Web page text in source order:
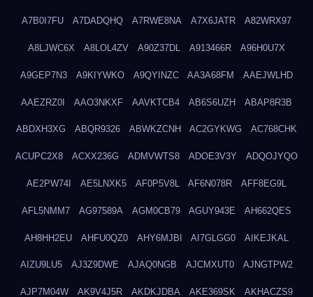
A7B0I7FU A7DADQHQ A7RWE8NA A7X6JATR A82WRX97
A8LJWC6X A8LOL4ZV A90Z37DL A913466R A96H0U7X
A9GEP7N3 A9KIYWKO A9QYINZC AA3A68FM AAEJWLHD
AAEZRZ0I AAO3NKXF AAVKTCB4 AB6S6UZH ABAP8R3B
ABDXH3XG ABQR9326 ABWKZCNH AC2GYKWG AC768CHK
ACUPC2X8 ACXX236G ADMVWTS8 ADOE3V3Y ADQOJYQO
AE2PW74I AE5LNXK5 AF0P5V8L AF6N078R AFF8EG9L
AFL5NMM7 AG97589A AGM0CB79 AGUY943E AH662QES
AH8HH2EU AHFU0QZ0 AHY6MJBI AI7GLGG0 AIKEJKAL
AIZU9LU5 AJ3Z9DWE AJAQ0NGB AJCMXUT0 AJNGTPW2
AJP7M04W AK9V4J5R AKDKJDBA AKE369SK AKHACZS9